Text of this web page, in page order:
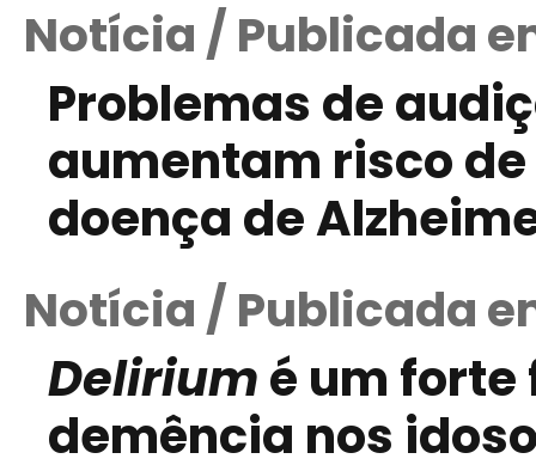
Notícia / Publicada
Problemas de
aumentam risco
doença de
Notícia / Publicada
Deliriumé um
demência nos